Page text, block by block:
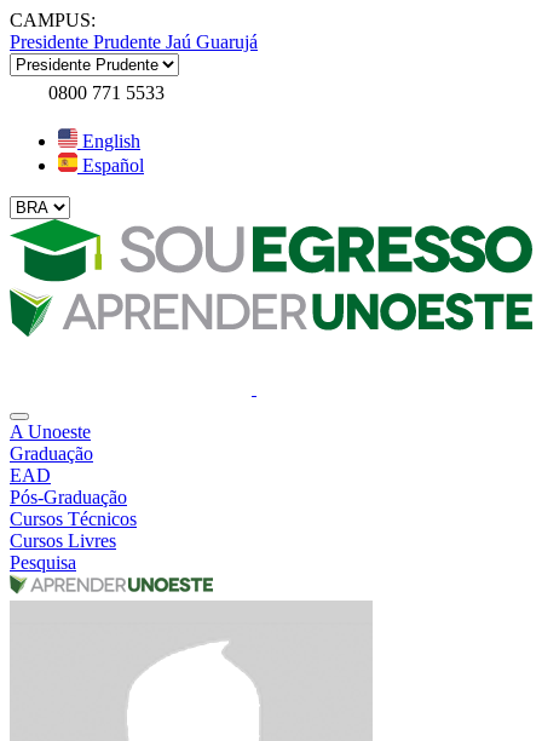
CAMPUS:
Presidente Prudente Jaú Guarujá
0800 771 5533
English
Español
A Unoeste
Graduação
EAD
Pós-Graduação
Cursos Técnicos
Cursos Livres
Pesquisa